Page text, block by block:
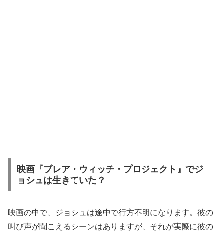
映画『ブレア・ウィッチ・プロジェクト』でジ
ョシュは生きていた？
映画の中で、ジョシュは途中で行方不明になります。彼の
叫び声が聞こえるシーンはありますが、それが実際に彼の